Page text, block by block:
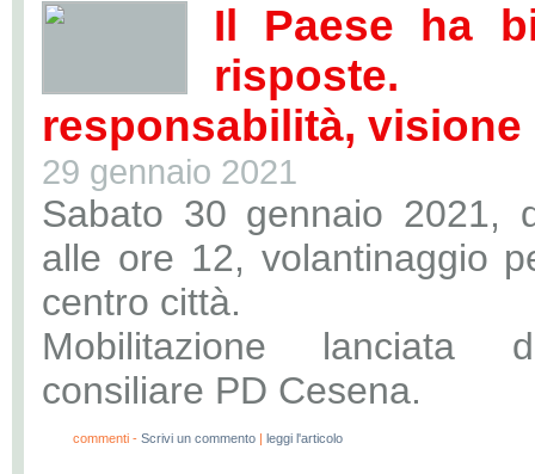
Il Paese ha
risposte.
responsabilità, visione
29 gennaio 2021
Sabato 30 gennaio 2021,
alle ore 12, volantinaggio
centro città.
Mobilitazione lanciata
consiliare PD Cesena.
commenti - Scrivi un commento | leggi l'articolo